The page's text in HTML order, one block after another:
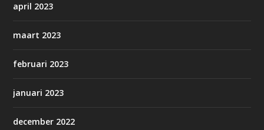
april 2023
maart 2023
februari 2023
januari 2023
december 2022